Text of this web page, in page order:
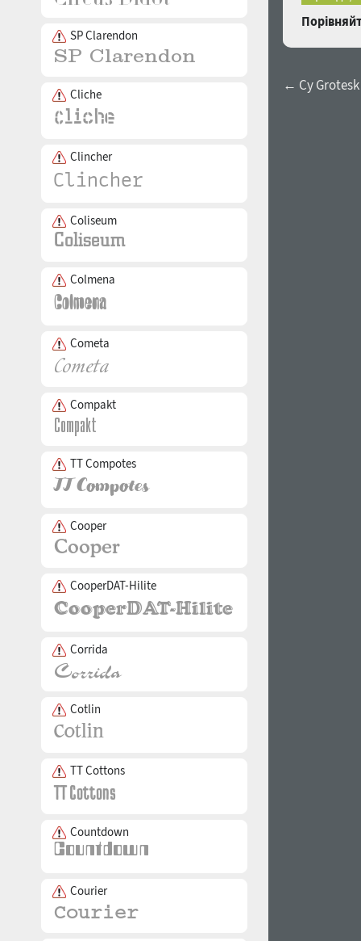
SP Clarendon
Cliche
Clincher
Coliseum
Colmena
Cometa
Compakt
TT Compotes
Cooper
CooperDAT-Hilite
Corrida
Cotlin
TT Cottons
Countdown
Courier
← Cy